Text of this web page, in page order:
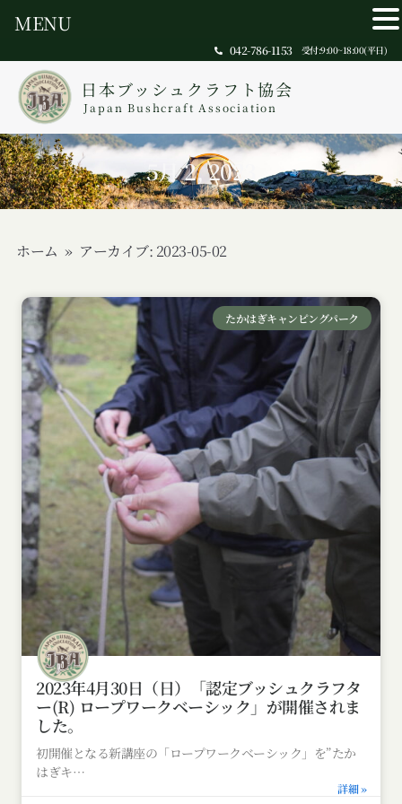
042-786-1153 受付:9:00~18:00(平日)
日本ブッシュクラフト協会
Japan Bushcraft Association
5月 2, 2023
ホーム » アーカイブ: 2023-05-02
たかはぎキャンピングパーク
2023年4月30日（日）「認定ブッシュクラフタ
ー(R) ロープワークベーシック」が開催されま
した。
初開催となる新講座の「ロープワークベーシック」を”たか
はぎキ
詳細 »
MENU